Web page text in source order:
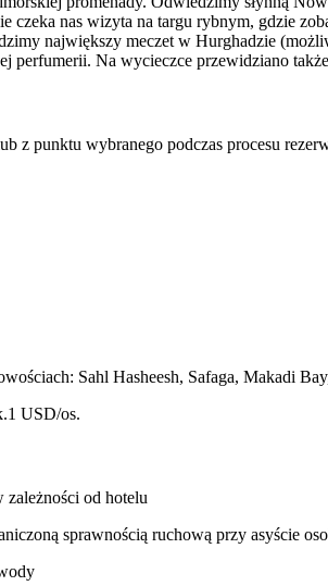
czeka nas wizyta na targu rybnym, gdzie
największy meczet w Hurghadzie
perfumerii. Na wycieczce przewidziano
z punktu wybranego podczas procesu
Sahl Hasheesh, Safaga, Makadi
USD/os.
od hotelu
sprawnością ruchową przy asyście